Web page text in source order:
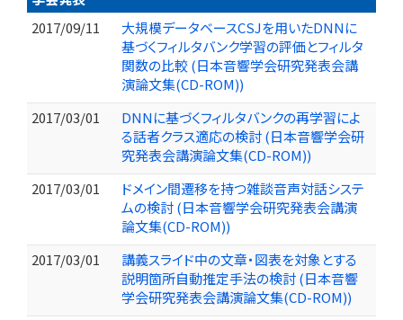
2017/09/11
大規模データベースCSJを用いたDNNに
基づくフィルタバンク学習の評価とフィルタ
関数の比較 (日本音響学会研究発表会講
演論文集(CD-ROM))
2017/03/01
DNNに基づくフィルタバンクの再学習によ
る話者クラス適応の検討 (日本音響学会研
究発表会講演論文集(CD-ROM))
2017/03/01
ドメイン間遷移を持つ雑談音声対話システ
ムの検討 (日本音響学会研究発表会講演
論文集(CD-ROM))
2017/03/01
講義スライド中の文章・図表を対象とする
説明箇所自動推定手法の検討 (日本音響
学会研究発表会講演論文集(CD-ROM))